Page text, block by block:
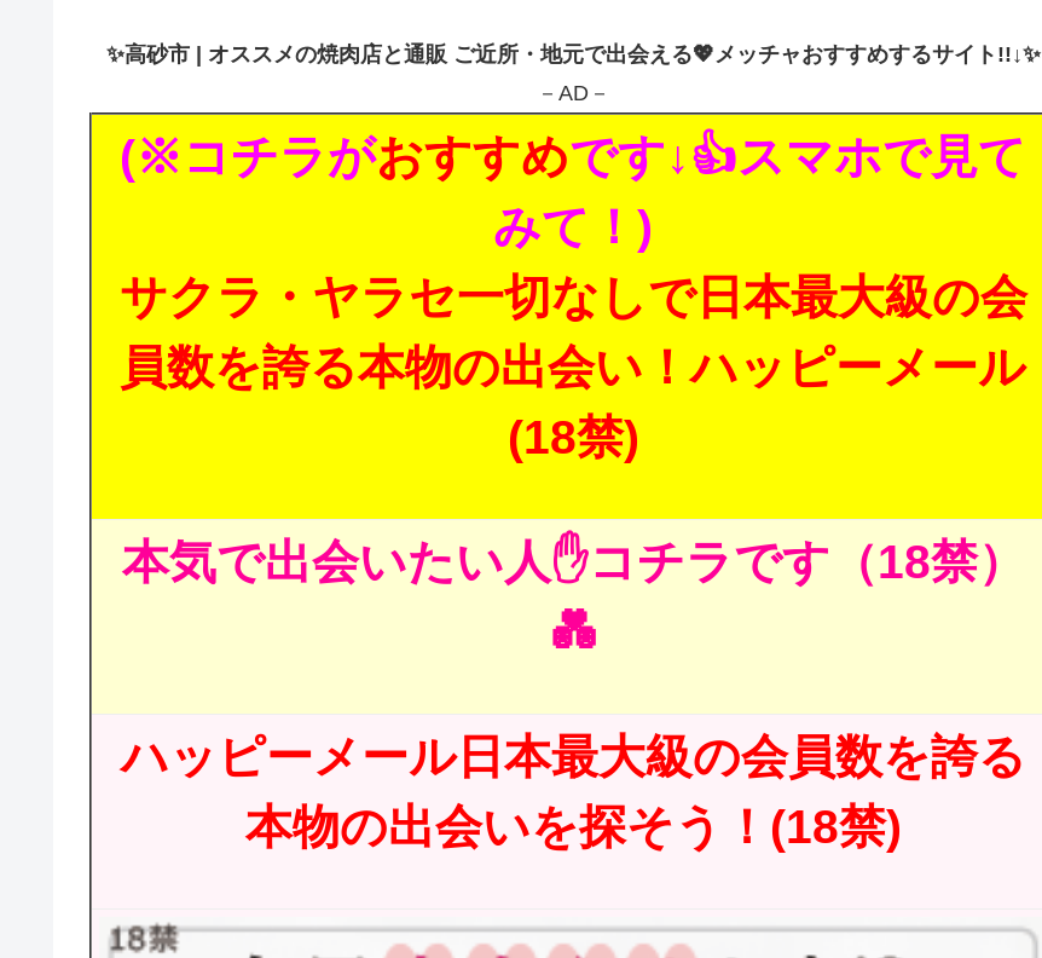
✨高砂市 | オススメの焼肉店と通販 ご近所・地元で出会える💖メッチャおすすめするサイト!!↓✨
－AD－
(※コチラがおすすめです↓👍スマホで見て
みて！)
サクラ・ヤラセ一切なしで日本最大級の会
員数を誇る本物の出会い！ハッピーメール
(18禁)
本気で出会いたい人✋コチラです（18禁）
💑
ハッピーメール日本最大級の会員数を誇る
本物の出会いを探そう！(18禁)